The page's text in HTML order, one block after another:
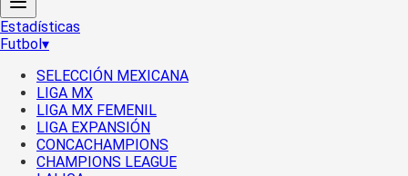
Estadísticas
Futbol▾
SELECCIÓN MEXICANA
LIGA MX
LIGA MX FEMENIL
LIGA EXPANSIÓN
CONCACHAMPIONS
CHAMPIONS LEAGUE